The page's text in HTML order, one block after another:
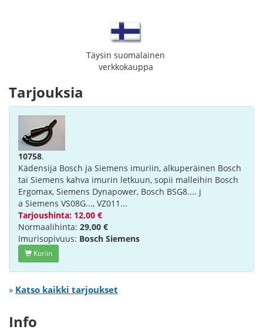
Täysin suomalainen
verkkokauppa
Tarjouksia
10758.
Kädensija Bosch ja Siemens imuriin, alkuperäinen Bosch
tai Siemens kahva imurin letkuun, sopii malleihin Bosch
Ergomax, Siemens Dynapower, Bosch BSG8.... j
a Siemens VS08G..., VZ011...
Tarjoushinta: 12,00 €
Normaalihinta: 29,00 €
Imurisopivuus: Bosch Siemens
Koriin
» Katso kaikki tarjoukset
Info